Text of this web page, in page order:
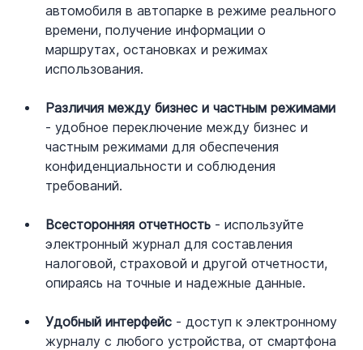
автомобиля в автопарке в режиме реального
времени, получение информации о
маршрутах, остановках и режимах
использования.
Различия между бизнес и частным режимами
- удобное переключение между бизнес и
частным режимами для обеспечения
конфиденциальности и соблюдения
требований.
Всесторонняя отчетность - используйте
электронный журнал для составления
налоговой, страховой и другой отчетности,
опираясь на точные и надежные данные.
Удобный интерфейс - доступ к электронному
журналу с любого устройства, от смартфона